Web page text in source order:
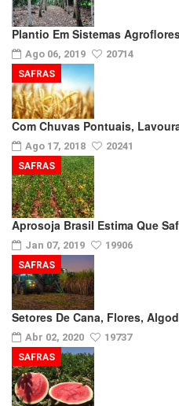
Plantio Em Sistemas
Ago 06, 2019 20714
Com Chuvas Pontuais,
Ago 17, 2018 20241
SAFRAS
Aprosoja Brasil Estima Que
Jan 07, 2019 19906
SAFRAS
Setores De Cana, Flores,
Abr 02, 2020 19737
SAFRAS
SAFRAS